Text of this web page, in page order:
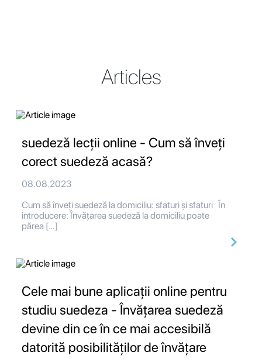
Articles
suedeză lecții online - Cum să înveți
corect suedeză acasă?
08.08.2023
Cum să înveți suedeză la domiciliu: sfaturi și sfaturi În
introducere: Învățarea suedeză la domiciliu poate
părea […]
Cele mai bune aplicații online pentru
studiu suedeza - Învățarea suedeză
devine din ce în ce mai accesibilă
datorită posibilităților de învățare